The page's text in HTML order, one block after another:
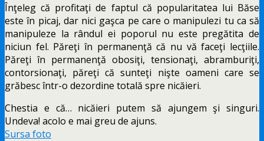
Înţeleg că profitaţi de faptul că popularitatea lui Băse
este în picaj, dar nici gaşca pe care o manipulezi tu ca să
manipuleze la rândul ei poporul nu este pregătita de
niciun fel. Păreţi în permanenţă că nu vă faceţi lecţiile.
Păreţi în permanenţă obosiţi, tensionaţi, abramburiţi,
contorsionaţi, păreţi că sunteţi nişte oameni care se
grăbesc într-o dezordine totală spre nicăieri.
Chestia e că… nicăieri putem să ajungem şi singuri.
Undeva! acolo e mai greu de ajuns.
Sursa foto